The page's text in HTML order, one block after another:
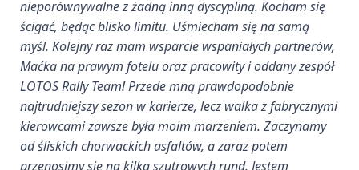
nieporównywalne z żadną inną dyscypliną. Kocham się
ścigać, będąc blisko limitu. Uśmiecham się na samą
myśl. Kolejny raz mam wsparcie wspaniałych partnerów,
Maćka na prawym fotelu oraz pracowity i oddany zespół
LOTOS Rally Team! Przede mną prawdopodobnie
najtrudniejszy sezon w karierze, lecz walka z fabrycznymi
kierowcami zawsze była moim marzeniem. Zaczynamy
od śliskich chorwackich asfaltów, a zaraz potem
przenosimy się na kilka szutrowych rund. Jestem